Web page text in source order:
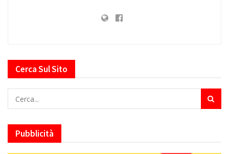
Cerca Sul Sito
Pubblicità